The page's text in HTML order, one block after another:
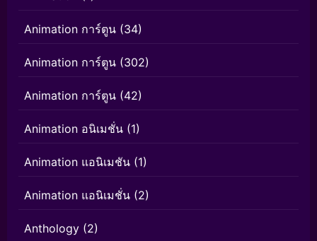
Animation การ์ตูน (34)
Animation การ์ตูน (302)
Animation การ์ตูน (42)
Animation อนิเมชั่น (1)
Animation แอนิเมชัน (1)
Animation แอนิเมชั่น (2)
Anthology (2)